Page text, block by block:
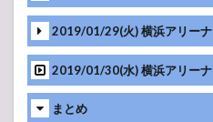
2019/01/29(火) 横浜アリーナ
2019/01/30(水) 横浜アリーナ
まとめ